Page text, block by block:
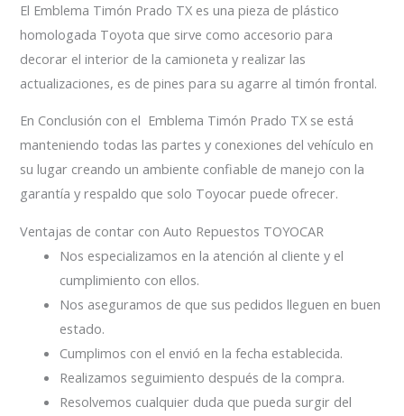
El Emblema Timón Prado TX es una pieza de plástico
homologada Toyota que sirve como accesorio para
decorar el interior de la camioneta y realizar las
actualizaciones, es de pines para su agarre al timón frontal.
En Conclusión con el Emblema Timón Prado TX se está
manteniendo todas las partes y conexiones del vehículo en
su lugar creando un ambiente confiable de manejo con la
garantía y respaldo que solo Toyocar puede ofrecer.
Ventajas de contar con Auto Repuestos TOYOCAR
Nos especializamos en la atención al cliente y el
cumplimiento con ellos.
Nos aseguramos de que sus pedidos lleguen en buen
estado.
Cumplimos con el envió en la fecha establecida.
Realizamos seguimiento después de la compra.
Resolvemos cualquier duda que pueda surgir del